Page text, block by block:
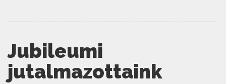
Jubileumi
jutalmazottaink